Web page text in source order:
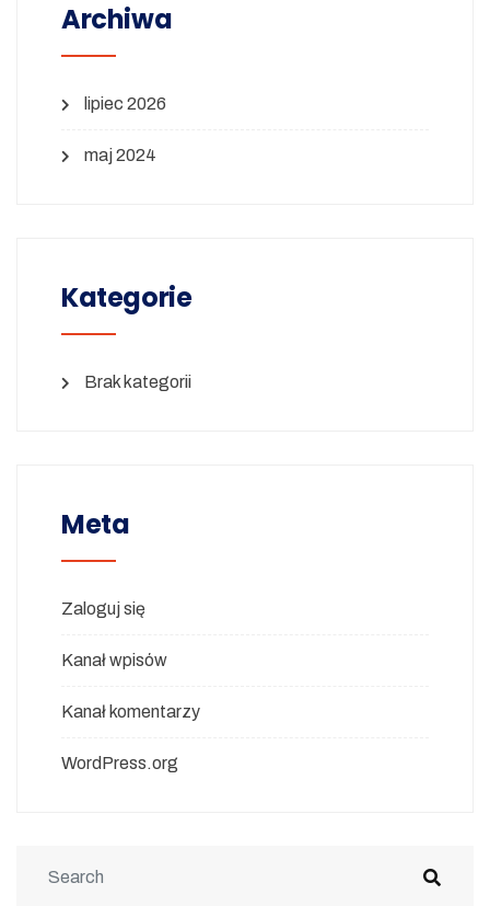
Archiwa
lipiec 2026
maj 2024
Kategorie
Brak kategorii
Meta
Zaloguj się
Kanał wpisów
Kanał komentarzy
WordPress.org